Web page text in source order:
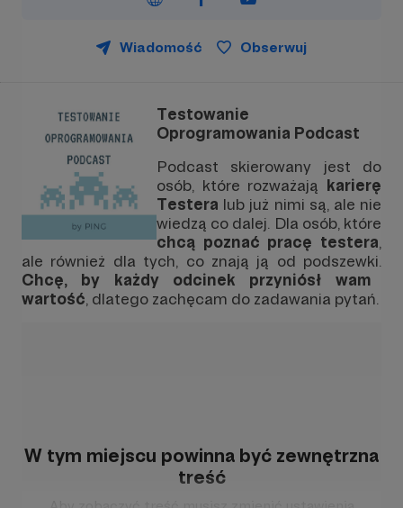
Wiadomość Obserwuj
Testowanie
Oprogramowania Podcast
Podcast skierowany jest do
osób, które rozważają karierę
Testera lub już nimi są, ale nie
wiedzą co dalej. Dla osób, które
chcą poznać pracę testera
ale również dla tych, co znają ją od podszewki.
Chcę, by każdy odcinek przyniósł wam
wartość , dlatego zachęcam do zadawania pytań.
W tym miejscu powinna być zewnętrzna
treść